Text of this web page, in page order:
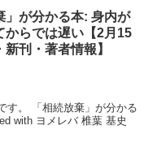
」が分かる本: 身内が
からでは遅い【2月15
新刊・著者情報】
す。 「相続放棄」が分かる
with ヨメレバ 椎葉 基史